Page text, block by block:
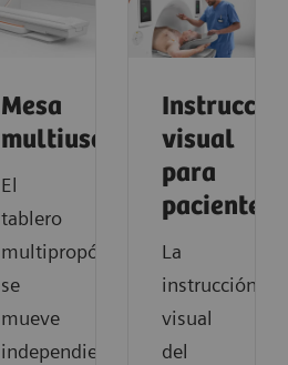
Mesa
multiusos
El
tablero
multipropósito
se
mueve
independientemente
visual
para
pacientes
La
instrucción
visual
del